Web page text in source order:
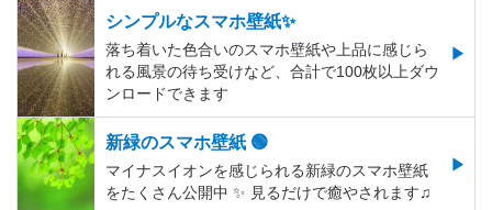
シンプルなスマホ壁紙✨
落ち着いた色合いのスマホ壁紙や上品に感じら
れる風景の待ち受けなど、合計で100枚以上ダウ
ンロードできます
新緑のスマホ壁紙 🟢
マイナスイオンを感じられる新緑のスマホ壁紙
をたくさん公開中 ✨ 見るだけで癒やされます♫